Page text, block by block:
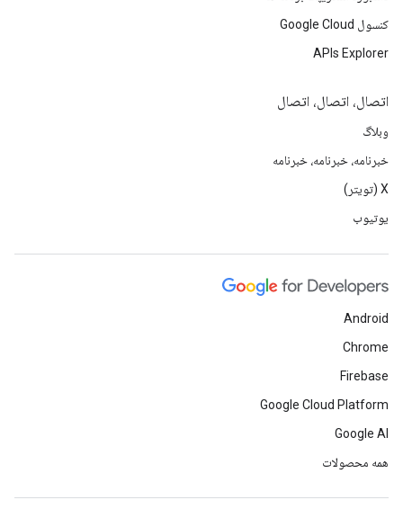
کنسول Google Cloud
APIs Explorer
اتصال، اتصال، اتصال
وبلاگ
خبرنامه، خبرنامه، خبرنامه
X (تویتر)
یوتیوب
Android
Chrome
Firebase
Google Cloud Platform
Google AI
همه محصولات